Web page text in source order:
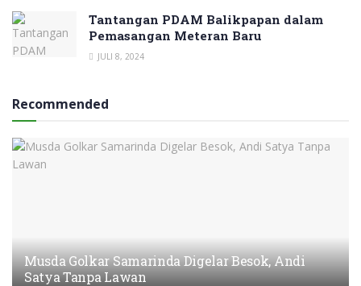
Tantangan PDAM Balikpapan dalam
Pemasangan Meteran Baru
JULI 8, 2024
Recommended
Musda Golkar Samarinda Digelar Besok, Andi
Satya Tanpa Lawan